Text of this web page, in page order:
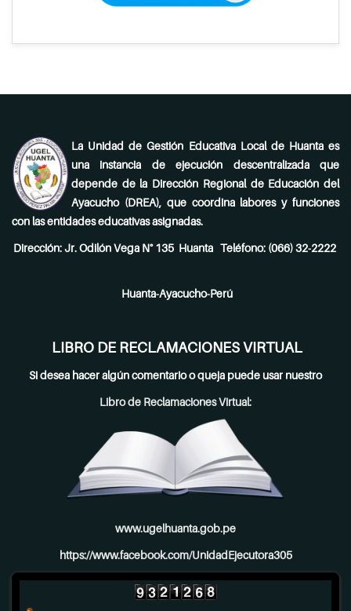
La Unidad de Gestión Educativa Local de Huanta es
una instancia de ejecución descentralizada que
depende de la Dirección Regional de Educación del
Ayacucho (DREA), que coordina labores y funciones
con las entidades educativas asignadas.
Dirección: Jr. Odilón Vega N° 135 Huanta Teléfono: (066) 32-2222
Huanta-Ayacucho-Perú
LIBRO DE RECLAMACIONES VIRTUAL
Si desea hacer algún comentario o queja puede usar nuestro
Libro de Reclamaciones Virtual:
www.ugelhuanta.gob.pe
https://www.facebook.com/UnidadEjecutora305